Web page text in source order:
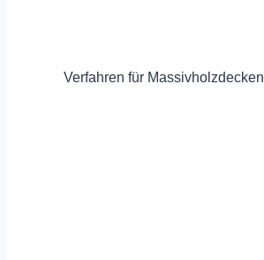
Verfahren für Massivholzdecken